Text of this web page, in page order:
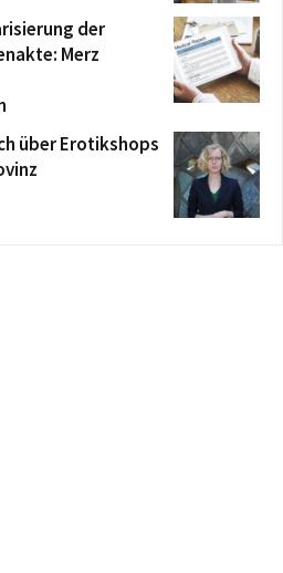
der
Merz
über Erotikshops